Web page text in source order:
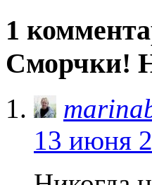
1
Сморчки!
13 июня